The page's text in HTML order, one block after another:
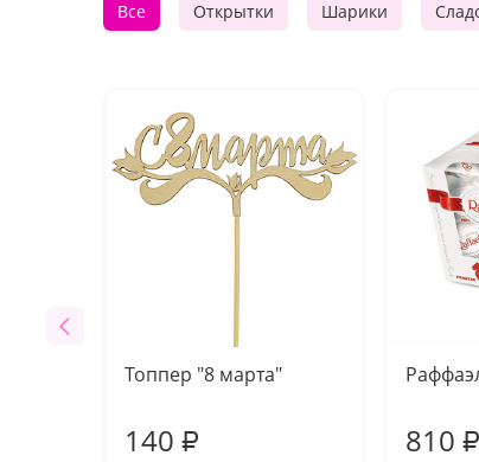
Все Открытки Шарики
Топпер "8 марта"
140 ₽ 810 ₽